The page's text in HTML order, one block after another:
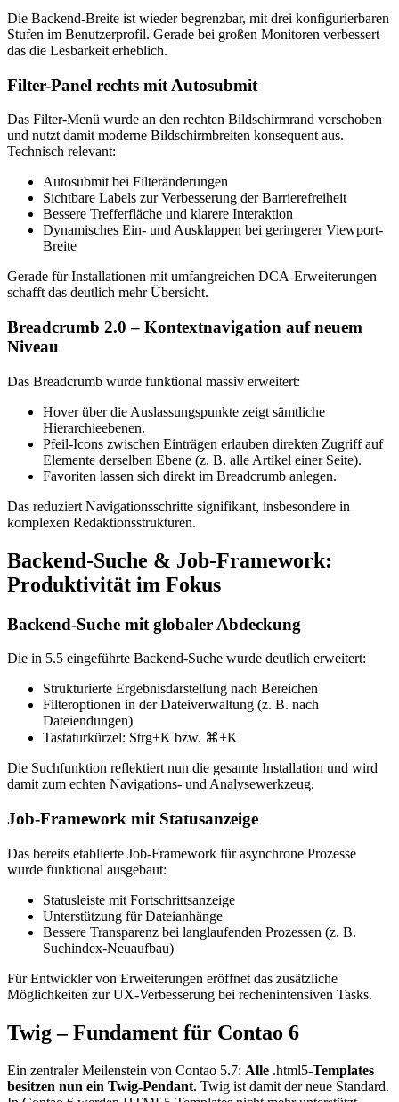
Die Backend-Breite ist wieder begrenzbar, mit drei konfigurierbaren
Stufen im Benutzerprofil. Gerade bei großen Monitoren verbessert
das die Lesbarkeit erheblich.
Filter-Panel rechts mit Autosubmit
Das Filter-Menü wurde an den rechten Bildschirmrand verschoben
und nutzt damit moderne Bildschirmbreiten konsequent aus.
Technisch relevant:
Autosubmit bei Filteränderungen
Sichtbare Labels zur Verbesserung der Barrierefreiheit
Bessere Trefferfläche und klarere Interaktion
Dynamisches Ein- und Ausklappen bei geringerer Viewport-
Breite
Gerade für Installationen mit umfangreichen DCA-Erweiterungen
schafft das deutlich mehr Übersicht.
Breadcrumb 2.0 – Kontextnavigation auf neuem
Niveau
Das Breadcrumb wurde funktional massiv erweitert:
Hover über die Auslassungspunkte zeigt sämtliche
Hierarchieebenen.
Pfeil-Icons zwischen Einträgen erlauben direkten Zugriff auf
Elemente derselben Ebene (z. B. alle Artikel einer Seite).
Favoriten lassen sich direkt im Breadcrumb anlegen.
Das reduziert Navigationsschritte signifikant, insbesondere in
komplexen Redaktionsstrukturen.
Backend-Suche & Job-Framework:
Produktivität im Fokus
Backend-Suche mit globaler Abdeckung
Die in 5.5 eingeführte Backend-Suche wurde deutlich erweitert:
Strukturierte Ergebnisdarstellung nach Bereichen
Filteroptionen in der Dateiverwaltung (z. B. nach
Dateiendungen)
Tastaturkürzel: Strg+K bzw. ⌘+K
Die Suchfunktion reflektiert nun die gesamte Installation und wird
damit zum echten Navigations- und Analysewerkzeug.
Job-Framework mit Statusanzeige
Das bereits etablierte Job-Framework für asynchrone Prozesse
wurde funktional ausgebaut:
Statusleiste mit Fortschrittsanzeige
Unterstützung für Dateianhänge
Bessere Transparenz bei langlaufenden Prozessen (z. B.
Suchindex-Neuaufbau)
Für Entwickler von Erweiterungen eröffnet das zusätzliche
Möglichkeiten zur UX-Verbesserung bei rechenintensiven Tasks.
Twig – Fundament für Contao 6
Ein zentraler Meilenstein von Contao 5.7: Alle .html5-Templates
besitzen nun ein Twig-Pendant. Twig ist damit der neue Standard.